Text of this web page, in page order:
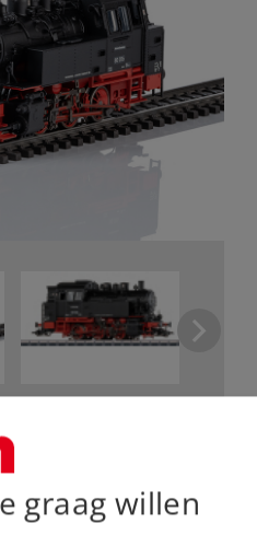
gegevens
37066graag willen